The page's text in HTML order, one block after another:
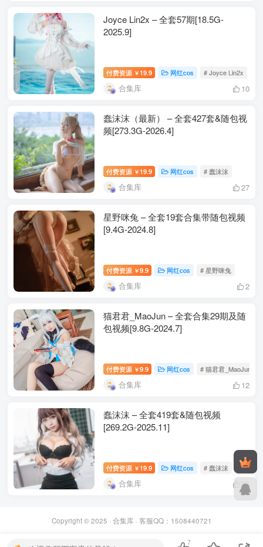
Joyce Lin2x – 全套57期[18.5G-
2025.9]
付费资源 ￥ 19.9 网红cos # Joyce Lin2x
合集库 10
蠢沫沫（最新） – 全套427套&随包视
频[273.3G-2026.4]
付费资源 ￥ 19.9 网红cos # 蠢沫沫
合集库 27
星野咪兔 – 全套19套合集带随包视频
[9.4G-2024.8]
付费资源 ￥9.9 网红cos # 星野咪兔
合集库 2
猫君君_MaoJun – 全套合集29期及随
包视频[9.8G-2024.7]
付费资源 ￥9.9 网红cos # 猫君君_MaoJun
合集库 12
蠢沫沫 – 全套419套&随包视频
[269.2G-2025.11]
付费资源 ￥ 19.9 网红cos # 蠢沫沫
合集库 25
Copyright © 2025 · 合集库· 客服QQ：1508440721
7